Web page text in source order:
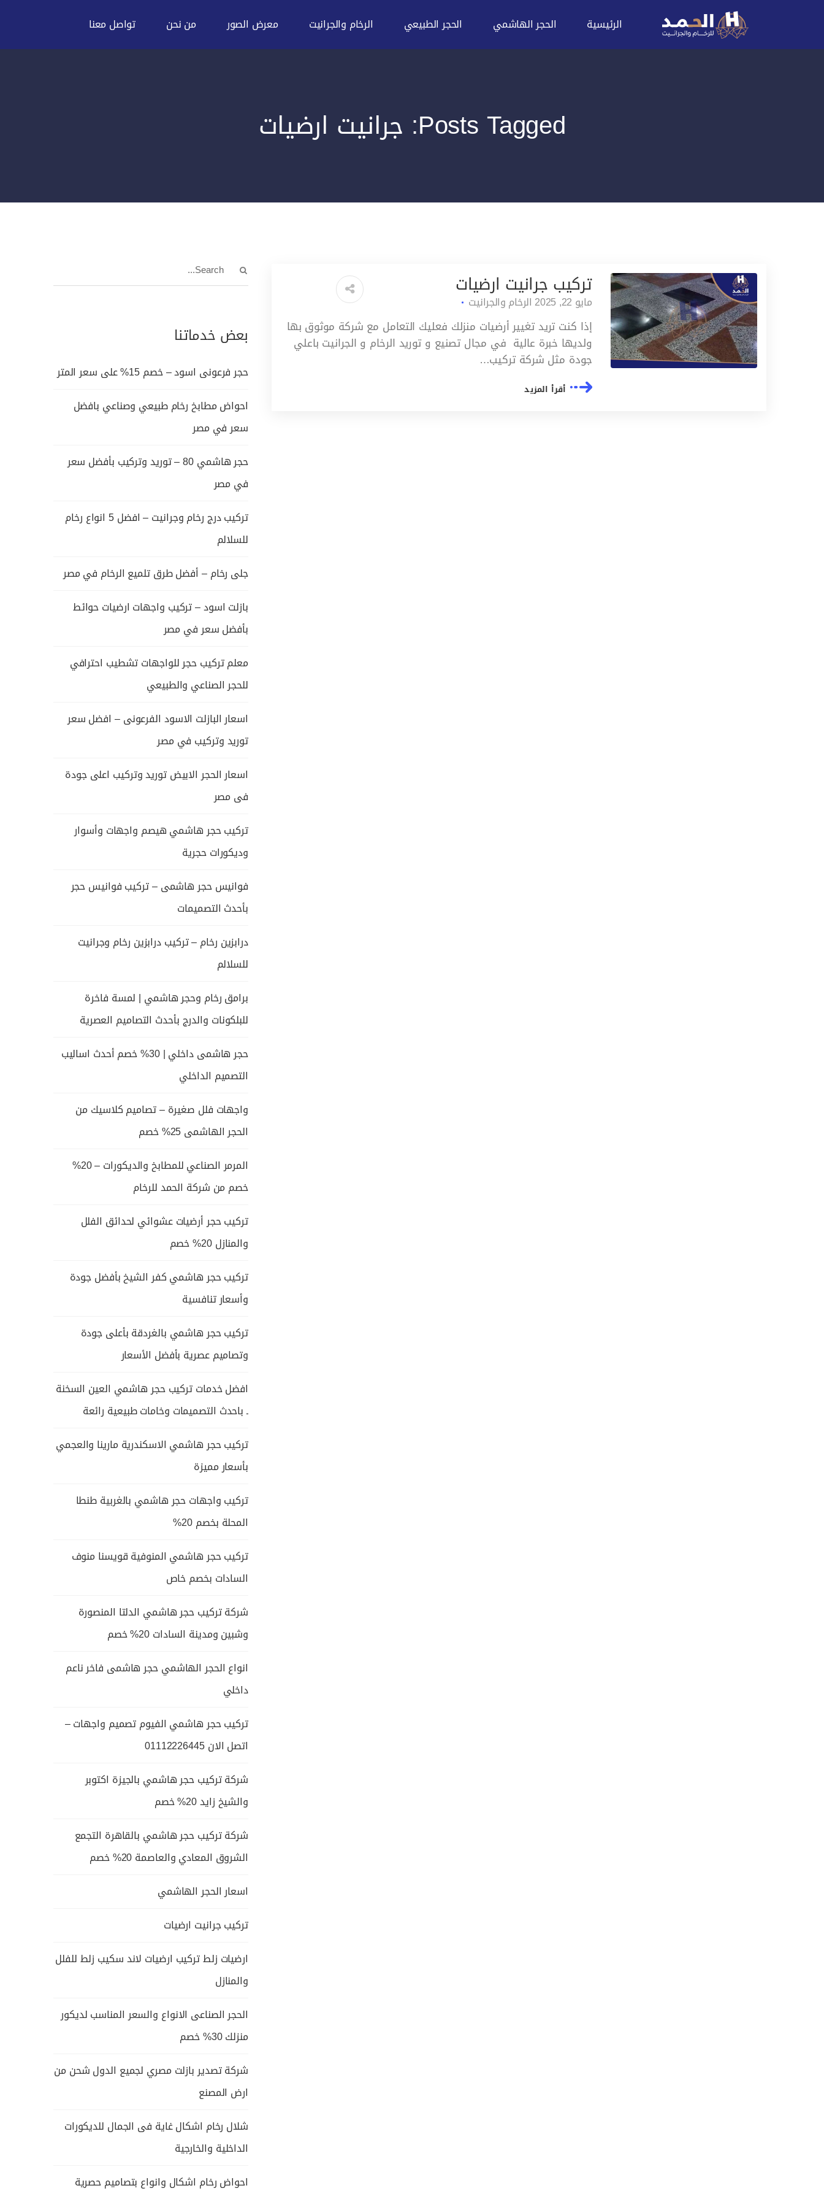
الرئيسية الحجر الهاشمي الحجر الطبيعي الرخام والجرانيت معرض الصور من نحن تواصل معنا
Posts Tagged: جرانيت ارضيات
تركيب جرانيت ارضيات
مايو 22, 2025 الرخام والجرانيت
إذا كنت تريد تغيير أرضيات منزلك فعليك التعامل مع شركة موثوق بها
ولديها خبرة عالية في مجال تصنيع و توريد الرخام و الجرانيت باعلي
جودة مثل شركة تركيب…
أقرأ المزيد
بعض خدماتنا
حجر فرعونى اسود – خصم 15% على سعر المتر
احواض مطابخ رخام طبيعي وصناعي بافضل
سعر في مصر
حجر هاشمي 80 – توريد وتركيب بأفضل سعر
في مصر
تركيب درج رخام وجرانيت – افضل 5 انواع رخام
للسلالم
جلى رخام – أفضل طرق تلميع الرخام في مصر
بازلت اسود – تركيب واجهات ارضيات حوائط
بأفضل سعر في مصر
معلم تركيب حجر للواجهات تشطيب احترافي
للحجر الصناعي والطبيعي
اسعار البازلت الاسود الفرعونى – افضل سعر
توريد وتركيب في مصر
اسعار الحجر الابيض توريد وتركيب اعلى جودة
فى مصر
تركيب حجر هاشمي هيصم واجهات وأسوار
وديكورات حجرية
فوانيس حجر هاشمى – تركيب فوانيس حجر
بأحدث التصميمات
درابزين رخام – تركيب درابزين رخام وجرانيت
للسلالم
برامق رخام وحجر هاشمي | لمسة فاخرة
للبلكونات والدرج بأحدث التصاميم العصرية
حجر هاشمى داخلي | 30% خصم أحدث اساليب
التصميم الداخلي
واجهات فلل صغيرة – تصاميم كلاسيك من
الحجر الهاشمى 25% خصم
المرمر الصناعي للمطابخ والديكورات – 20%
خصم من شركة الحمد للرخام
تركيب حجر أرضيات عشوائي لحدائق الفلل
والمنازل 20% خصم
تركيب حجر هاشمي كفر الشيخ بأفضل جودة
وأسعار تنافسية
تركيب حجر هاشمي بالغردقة بأعلى جودة
وتصاميم عصرية بأفضل الأسعار
افضل خدمات تركيب حجر هاشمي العين السخنة
ـ باحدث التصميمات وخامات طبيعية رائعة
تركيب حجر هاشمي الاسكندرية مارينا والعجمي
بأسعار مميزة
تركيب واجهات حجر هاشمي بالغربية طنطا
المحلة بخصم 20%
تركيب حجر هاشمي المنوفية قويسنا منوف
السادات بخصم خاص
شركة تركيب حجر هاشمي الدلتا المنصورة
وشبين ومدينة السادات 20% خصم
انواع الحجر الهاشمي حجر هاشمى فاخر ناعم
داخلي
تركيب حجر هاشمي الفيوم تصميم واجهات –
اتصل الان 01112226445
شركة تركيب حجر هاشمي بالجيزة اكتوبر
والشيخ زايد 20% خصم
شركة تركيب حجر هاشمي بالقاهرة التجمع
الشروق المعادي والعاصمة 20% خصم
اسعار الحجر الهاشمي
تركيب جرانيت ارضيات
ارضيات زلط تركيب ارضيات لاند سكيب زلط للفلل
والمنازل
الحجر الصناعى الانواع والسعر المناسب لديكور
منزلك 30% خصم
شركة تصدير بازلت مصري لجميع الدول شحن من
ارض المصنع
شلال رخام اشكال غاية فى الجمال للديكورات
الداخلية والخارجية
احواض رخام اشكال وانواع بتصاميم حصرية